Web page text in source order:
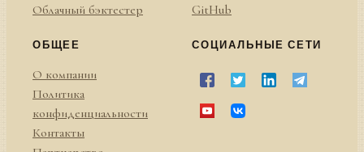
Облачный бэктестер
GitHub
ОБЩЕЕ
О компании
Политика
конфиденциальности
Контакты
СОЦИАЛЬНЫЕ СЕТИ